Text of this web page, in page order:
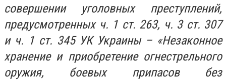
совершении уголовных преступлений,
предусмотренных ч. 1 ст. 263, ч. 3 ст. 307
и ч. 1 ст. 345 УК Украины – «Незаконное
хранение и приобретение огнестрельного
оружия, боевых припасов без